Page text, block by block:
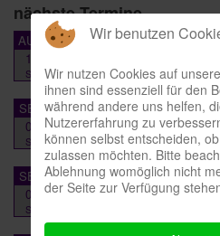
nächste Termine
Wir benutzen
Wir nutzen Cookies auf
ihnen sind essenziell für den
während andere uns helfen,
Nutzererfahrung zu
können selbst entscheiden,
zulassen möchten. Bitte
Ablehnung womöglich nicht
der Seite zur Verfügung